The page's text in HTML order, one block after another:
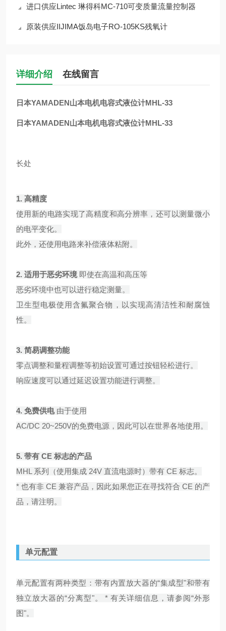
进口供应Lintec 琳得科MC-710可变质量流量控制器
原装供应IIJIMA饭岛电子RO-105KS残氧计
详细介绍 在线留言
日本YAMADEN山本电机电容式液位计MHL-33
日本YAMADEN山本电机电容式液位计MHL-33
长处
1. 高精度
使用新的电路实现了高精度和高分辨率，还可以测量微小
的电平变化。
此外，还使用电路来补偿液体粘附。
2. 适用于恶劣环境即使在高温和高压等
恶劣环境中也可以进行稳定测量。
卫生型电极使用含氟聚合物，以实现高清洁性和耐腐蚀
性。
3. 简易调整功能
零点调整和量程调整等初始设置可通过按钮轻松进行。
响应速度可以通过延迟设置功能进行调整。
4. 免费供电由于使用
AC/DC 20~250V的免费电源，因此可以在世界各地使用。
5. 带有 CE 标志的产品
MHL 系列（使用集成 24V 直流电源时）带有 CE 标志。
* 也有非 CE 兼容产品，因此如果您正在寻找符合 CE 的产
品，请注明。
单元配置
单元配置有两种类型：带有内置放大器的“集成型"和带有
独立放大器的“分离型"。 * 有关详细信息，请参阅“外形
图"。